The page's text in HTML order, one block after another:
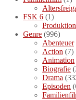
FSK 6 (1)
Genre (996)
Abenteuer
Action (7)
Animation
Biografie
Drama
Episoden